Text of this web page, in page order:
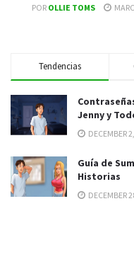
POR OLLIE TOMS
Tendencias
Jenny y
DECEMBER
Guía de
Historias
DECEMBER